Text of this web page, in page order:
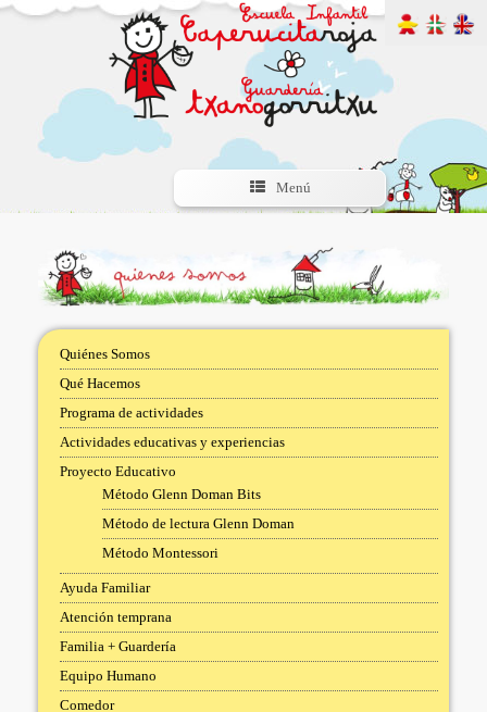
Menú
Quiénes Somos
Qué Hacemos
Programa de actividades
Actividades educativas y experiencias
Proyecto Educativo
Método Glenn Doman Bits
Método de lectura Glenn Doman
Método Montessori
Ayuda Familiar
Atención temprana
Familia + Guardería
Equipo Humano
Comedor